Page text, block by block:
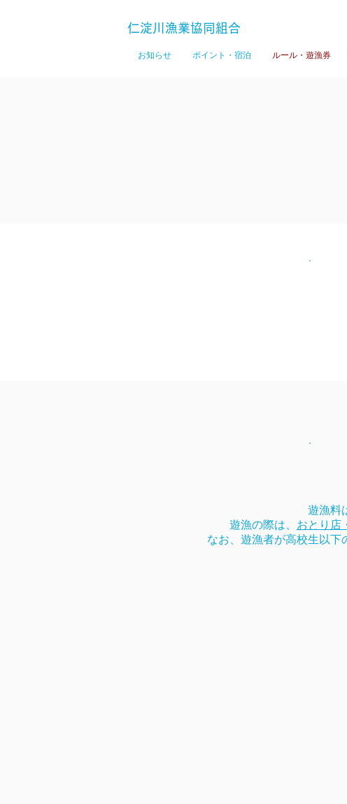
仁淀川漁業協同組合
お知らせ ポイント・宿泊 ルール・遊漁券
遊漁料
遊漁の際は、 おとり店
なお、遊漁者が高校生以下